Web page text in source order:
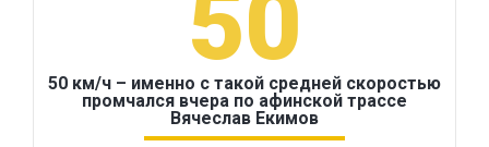
50
50 км/ч – именно с такой средней скоростью
промчался вчера по афинской трассе
Вячеслав Екимов